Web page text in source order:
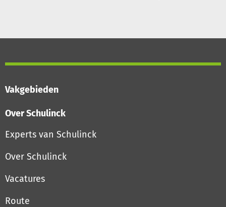
Vakgebieden
Over Schulinck
Experts van Schulinck
Over Schulinck
Vacatures
Route